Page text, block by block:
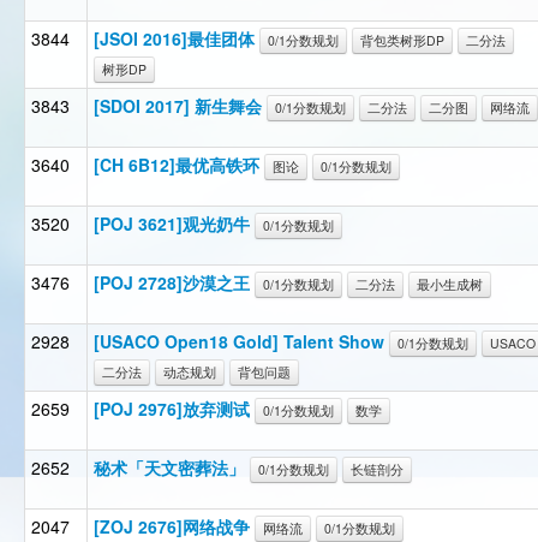
3844 [JSOI 2016]最佳团体 0/1分数规划 背包类树形DP
二分法
树形DP
3843 [SDOI 2017] 新生舞会 0/1分数规划 二分法 二分图 网络流
3640 [CH 6B12]最优高铁环 图论 0/1分数规划
3520 [POJ 3621]观光奶牛 0/1分数规划
3476 [POJ 2728]沙漠之王 0/1分数规划 二分法 最小生成树
2928 [USACO Open18 Gold] Talent Show 0/1分数规划
USACO
二分法
动态规划 背包问题
2659 [POJ 2976]放弃测试 0/1分数规划 数学
2652 秘术「天文密葬法」 0/1分数规划 长链剖分
2047 [ZOJ 2676]网络战争 网络流 0/1分数规划